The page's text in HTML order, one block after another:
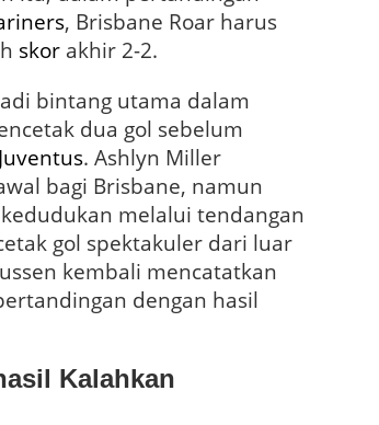
, Brisbane Roar harus
skorakhir 2-2.
bintang utama dalam
dua gol sebelum
Juventus. Ashlyn Miller
bagi Brisbane, namun
melalui tendangan
gol spektakuler dari luar
kembali mencatatkan
dengan hasil
Kalahkan